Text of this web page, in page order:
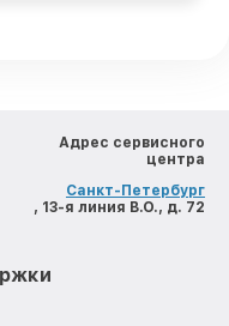
Адрес сервисного
центра
Санкт-Петербург
, 13-я линия В.О., д. 72